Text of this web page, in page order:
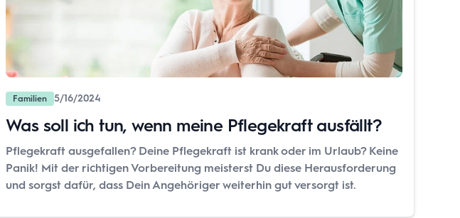
Familien 5/16/2024
Was soll ich tun, wenn meine Pflegekraft ausfällt?
Pflegekraft ausgefallen? Deine Pflegekraft ist krank oder im Urlaub? Keine
Panik! Mit der richtigen Vorbereitung meisterst Du diese Herausforderung
und sorgst dafür, dass Dein Angehöriger weiterhin gut versorgt ist.